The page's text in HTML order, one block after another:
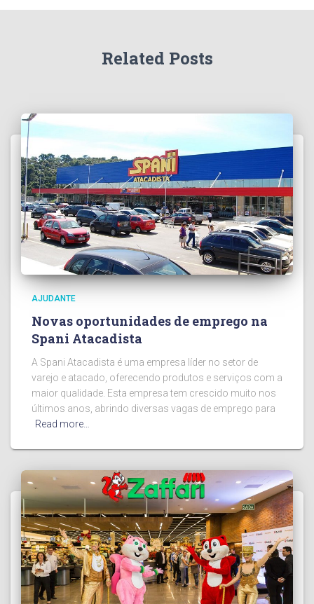
Related Posts
AJUDANTE
Novas oportunidades de emprego na
Spani Atacadista
A Spani Atacadista é uma empresa líder no setor de
varejo e atacado, oferecendo produtos e serviços com a
maior qualidade. Esta empresa tem crescido muito nos
últimos anos, abrindo diversas vagas de emprego para
Read more…